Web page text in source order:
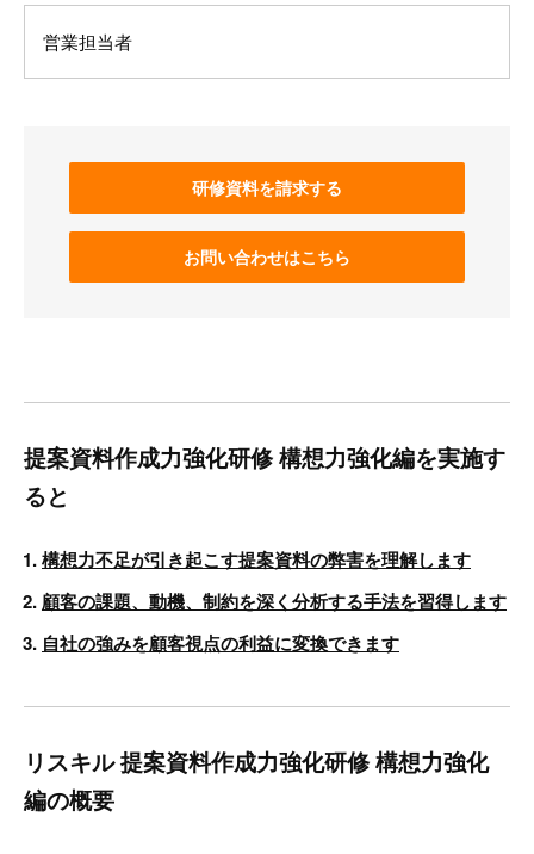
営業担当者
研修資料を請求する
お問い合わせはこちら
提案資料作成力強化研修 構想力強化編を実施す
ると
構想力不足が引き起こす提案資料の弊害を理解します
顧客の課題、動機、制約を深く分析する手法を習得します
自社の強みを顧客視点の利益に変換できます
リスキル 提案資料作成力強化研修 構想力強化
編の概要